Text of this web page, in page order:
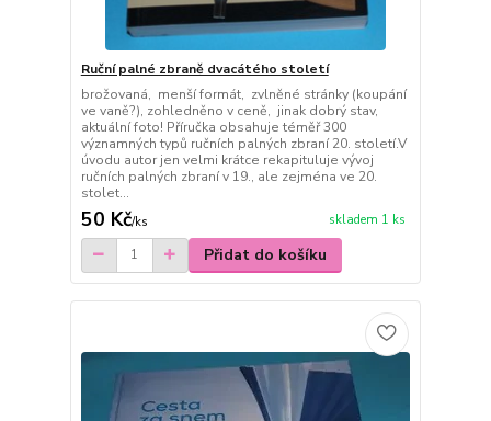
Ruční palné zbraně dvacátého století
brožovaná, menší formát, zvlněné stránky (koupání
ve vaně?), zohledněno v ceně, jinak dobrý stav,
aktuální foto! Příručka obsahuje téměř 300
významných typů ručních palných zbraní 20. století.V
úvodu autor jen velmi krátce rekapituluje vývoj
ručních palných zbraní v 19., ale zejména ve 20.
stolet...
50 Kč/ks skladem 1 ks
Přidat do košíku